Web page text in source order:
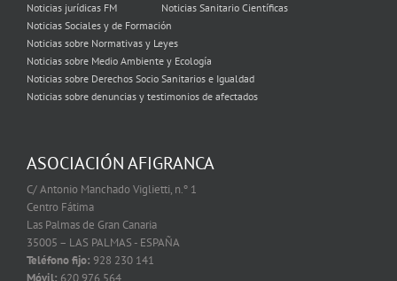
Noticias jurídicas FM
Noticias Sanitario Científicas
Noticias Sociales y de Formación
Noticias sobre Normativas y Leyes
Noticias sobre Medio Ambiente y Ecología
Noticias sobre Derechos Socio Sanitarios e Igualdad
Noticias sobre denuncias y testimonios de afectados
ASOCIACIÓN AFIGRANCA
C/ Antonio Manchado Viglietti, n.º 1
Centro Fátima
Las Palmas de Gran Canaria
35005 – LAS PALMAS - ESPAÑA
Teléfono fijo: 928 230 141